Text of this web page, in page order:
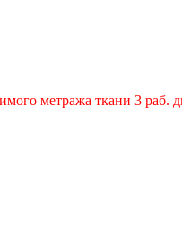
метража ткани 3 раб.